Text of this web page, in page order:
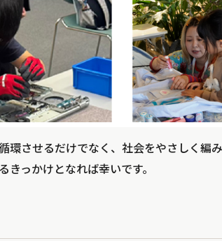
環させるだけでなく、社会をやさしく編
っかけとなれば幸いです。